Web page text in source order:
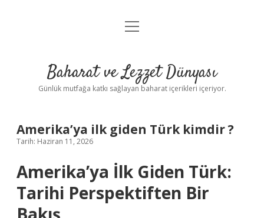
Anasayfa
Yasal Uyarı
menüyü
Baharat ve Lezzet Dünyası
Günlük mutfağa katkı sağlayan baharat içerikleri içeriyor.
Amerika’ya ilk giden Türk kimdir ?
Tarih: Haziran 11, 2026
Amerika’ya İlk Giden Türk:
Tarihi Perspektiften Bir